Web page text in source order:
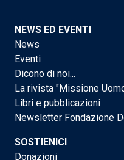
NEWS ED EVENTI
News
Eventi
Dicono di noi...
La rivista "Missione
Libri e pubblicazioni
Newsletter Fondazione
SOSTIENICI
Donazioni